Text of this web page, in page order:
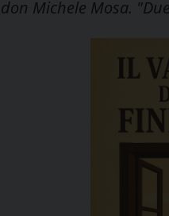
Michele Mosa.